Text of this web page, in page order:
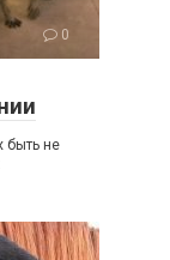
0
быть не